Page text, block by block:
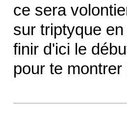
ce sera
sur triptyque
finir d'ici le
pour te